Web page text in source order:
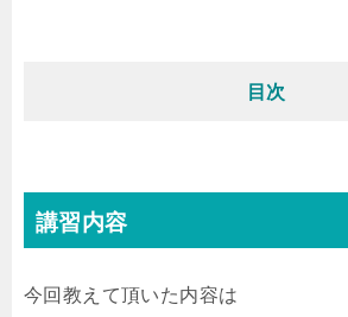
目次
講習内容
今回教えて頂いた内容は